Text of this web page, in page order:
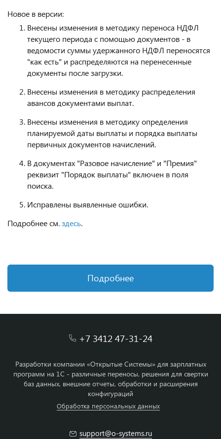
Новое в версии:
Внесены изменения в методику переноса НДФЛ
текущего периода с помощью документов - в
ведомости суммы удержанного НДФЛ переносятся
"как есть" и распределяются на перенесенные
документы после загрузки.
Внесены изменения в методику распределения
авансов документами выплат.
Внесены изменения в методику определения
планируемой даты выплаты и порядка выплаты
первичных документов начислений.
В документах "Разовое начисление" и "Премия"
реквизит "Порядок выплаты" включен в поля
поиска.
Исправлены выявленные ошибки.
Подробнее см.здесь.
Подробнее
+7 3412 47-31-24
Разработки компании «Открытые Системы» для зарплатных
программ на 1С - различные переносы, решения для свертки
баз данных, внешние отчеты, обработки и расширения
конфигураций
Обработка персональных данных
support@o-systems.ru